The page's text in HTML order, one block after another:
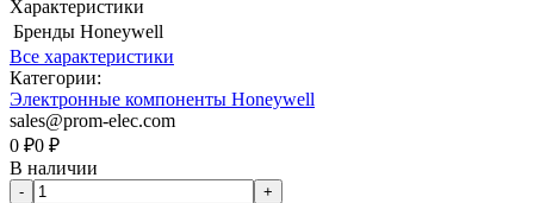
Характеристики
Бренды Honeywell
Все характеристики
Категории:
Электронные компоненты Honeywell
sales@prom-elec.com
0 ₽0 ₽
В наличии
-
+